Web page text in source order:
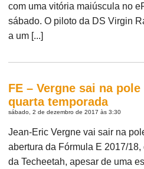
com uma vitória maiúscula no
sábado. O piloto da DS Virgin
a um [...]
FE – Vergne sai na
quarta temporada
sábado, 2 de dezembro de 2017 às 3:30
Jean-Eric Vergne vai sair na
abertura da Fórmula E 2017/
da Techeetah, apesar de uma